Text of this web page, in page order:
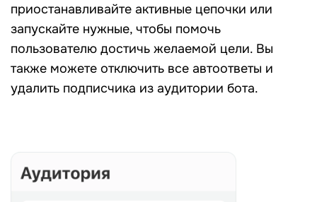
приостанавливайте активные цепочки или
запускайте нужные, чтобы помочь
пользователю достичь желаемой цели. Вы
также можете отключить все автоответы и
удалить подписчика из аудитории бота.